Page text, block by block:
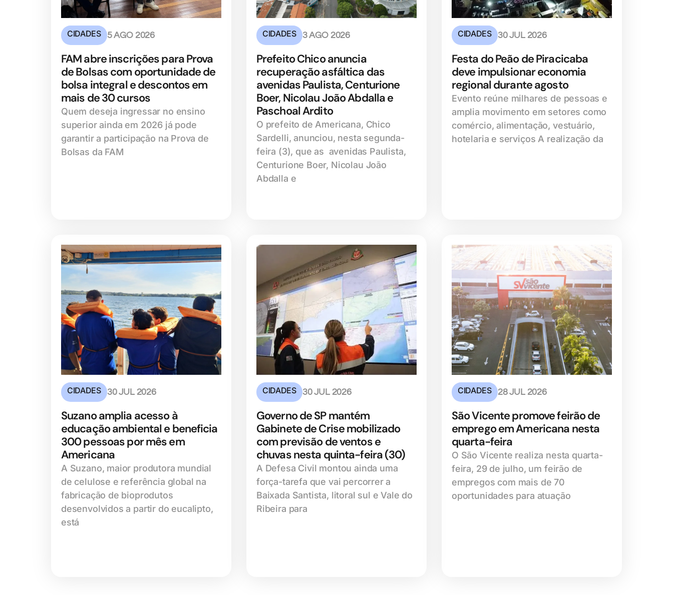
CIDADES 5 AGO 2026
FAM abre inscrições para Prova
de Bolsas com oportunidade de
bolsa integral e descontos em
mais de 30 cursos
Quem deseja ingressar no ensino
superior ainda em 2026 já pode
garantir a participação na Prova de
Bolsas da FAM
CIDADES 3 AGO 2026
Prefeito Chico anuncia
recuperação asfáltica das
avenidas Paulista, Centurione
Boer, Nicolau João Abdalla e
Paschoal Ardito
O prefeito de Americana, Chico
Sardelli, anunciou, nesta segunda-
feira (3), que as avenidas Paulista,
Centurione Boer, Nicolau João
Abdalla e
CIDADES 30 JUL 2026
Festa do Peão de Piracicaba
deve impulsionar economia
regional durante agosto
Evento reúne milhares de pessoas e
amplia movimento em setores como
comércio, alimentação, vestuário,
hotelaria e serviços A realização da
CIDADES 30 JUL 2026
Suzano amplia acesso à
educação ambiental e beneficia
300 pessoas por mês em
Americana
A Suzano, maior produtora mundial
de celulose e referência global na
fabricação de bioprodutos
desenvolvidos a partir do eucalipto,
está
CIDADES 30 JUL 2026
Governo de SP mantém
Gabinete de Crise mobilizado
com previsão de ventos e
chuvas nesta quinta-feira (30)
A Defesa Civil montou ainda uma
força-tarefa que vai percorrer a
Baixada Santista, litoral sul e Vale do
Ribeira para
CIDADES 28 JUL 2026
São Vicente promove feirão de
emprego em Americana nesta
quarta-feira
O São Vicente realiza nesta quarta-
feira, 29 de julho, um feirão de
empregos com mais de 70
oportunidades para atuação